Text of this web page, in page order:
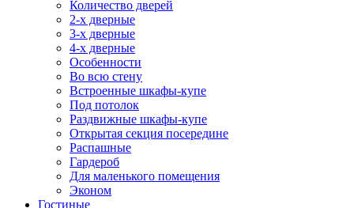
Количество дверей
2-х дверные
3-х дверные
4-х дверные
Особенности
Во всю стену
Встроенные шкафы-купе
Под потолок
Раздвижные шкафы-купе
Открытая секция посередине
Распашные
Гардероб
Для маленького помещения
Эконом
Гостиные